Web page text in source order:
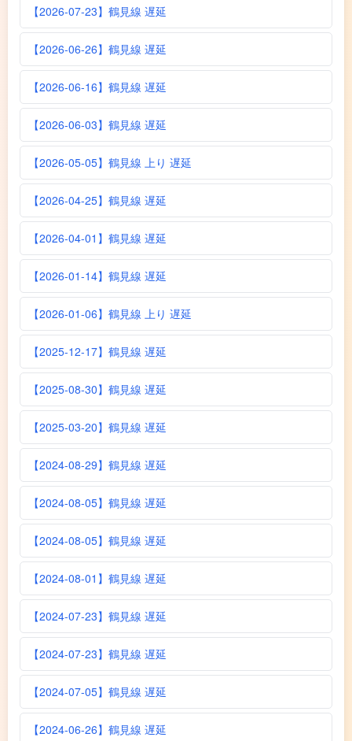
【2026-07-23】鶴見線 遅延
【2026-06-26】鶴見線 遅延
【2026-06-16】鶴見線 遅延
【2026-06-03】鶴見線 遅延
【2026-05-05】鶴見線 上り 遅延
【2026-04-25】鶴見線 遅延
【2026-04-01】鶴見線 遅延
【2026-01-14】鶴見線 遅延
【2026-01-06】鶴見線 上り 遅延
【2025-12-17】鶴見線 遅延
【2025-08-30】鶴見線 遅延
【2025-03-20】鶴見線 遅延
【2024-08-29】鶴見線 遅延
【2024-08-05】鶴見線 遅延
【2024-08-05】鶴見線 遅延
【2024-08-01】鶴見線 遅延
【2024-07-23】鶴見線 遅延
【2024-07-23】鶴見線 遅延
【2024-07-05】鶴見線 遅延
【2024-06-26】鶴見線 遅延